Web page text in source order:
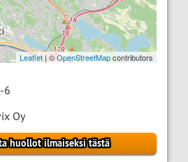
Leaflet| ©OpenStreetMapcontributors
6
Oy
huollot ilmaiseksi tästä